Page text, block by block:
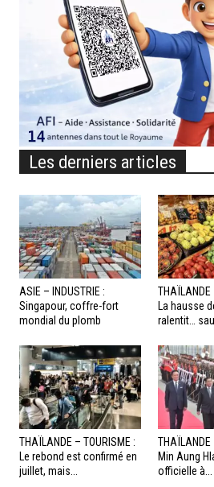
Les derniers articles
ASIE – INDUSTRIE :
Singapour, coffre-fort
mondial du plomb
THAÏLANDE
La hausse
ralentit…
THAÏLANDE – TOURISME :
Le rebond est confirmé en
juillet, mais...
THAÏLANDE
Min Aung
officielle à...